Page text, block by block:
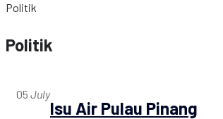
Politik
Politik
05 July
Isu Air Pulau Pinang